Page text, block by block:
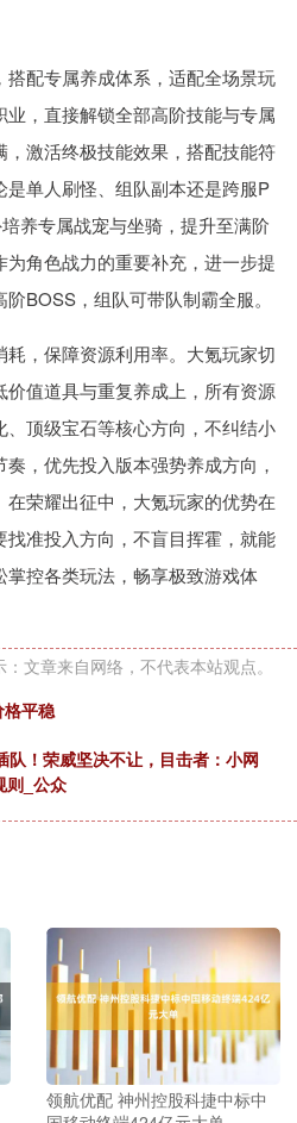
配专属养成体系，适配全场景玩
，直接解锁全部高阶技能与专属
激活终极技能效果，搭配技能符
单人刷怪、组队副本还是跨服P
养专属战宠与坐骑，提升至满阶
角色战力的重要补充，进一步提
BOSS，组队可带队制霸全服。
，保障资源利用率。大氪玩家切
值道具与重复养成上，所有资源
顶级宝石等核心方向，不纠结小
，优先投入版本强势养成方向，
荣耀出征中，大氪玩家的优势在
准投入方向，不盲目挥霍，就能
控各类玩法，畅享极致游戏体
文章来自网络，不代表本站观点。
平稳
队！荣威坚决不让，目击者：小网
则_公众
领航优配 神州控股科捷中标中